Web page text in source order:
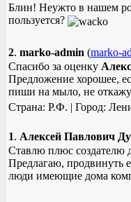
Блин! Неужто в нашем
пользуется?
2. marko-admin (marko-
Спасибо за оценку
Предложение хорошее,
пиши на мыло, не
Страна: Р.Ф. | Город:
1. Алексей Павлович
Ставлю плюс создателю
Предлагаю, продвинуть
люди имеющие дома